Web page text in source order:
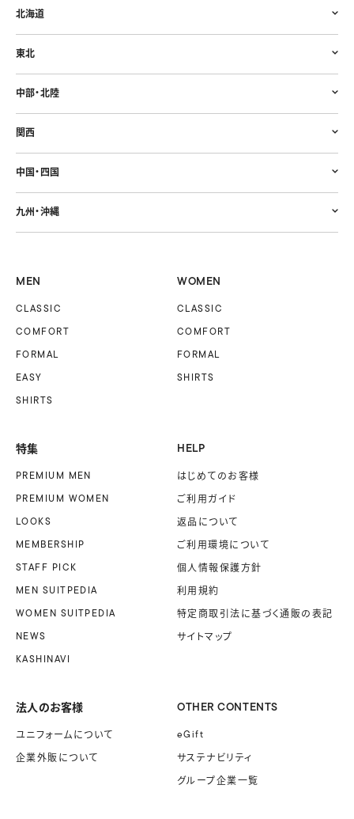
北海道
東北
中部・北陸
関西
中国・四国
九州・沖縄
MEN
CLASSIC
COMFORT
FORMAL
EASY
SHIRTS
WOMEN
CLASSIC
COMFORT
FORMAL
SHIRTS
特集
PREMIUM MEN
PREMIUM WOMEN
LOOKS
MEMBERSHIP
STAFF PICK
MEN SUITPEDIA
WOMEN SUITPEDIA
NEWS
KASHINAVI
HELP
はじめてのお客様
ご利用ガイド
返品について
ご利用環境について
個人情報保護方針
利用規約
特定商取引法に基づく通販の表記
サイトマップ
法人のお客様
ユニフォームについて
企業外販について
OTHER CONTENTS
eGift
サステナビリティ
グループ企業一覧